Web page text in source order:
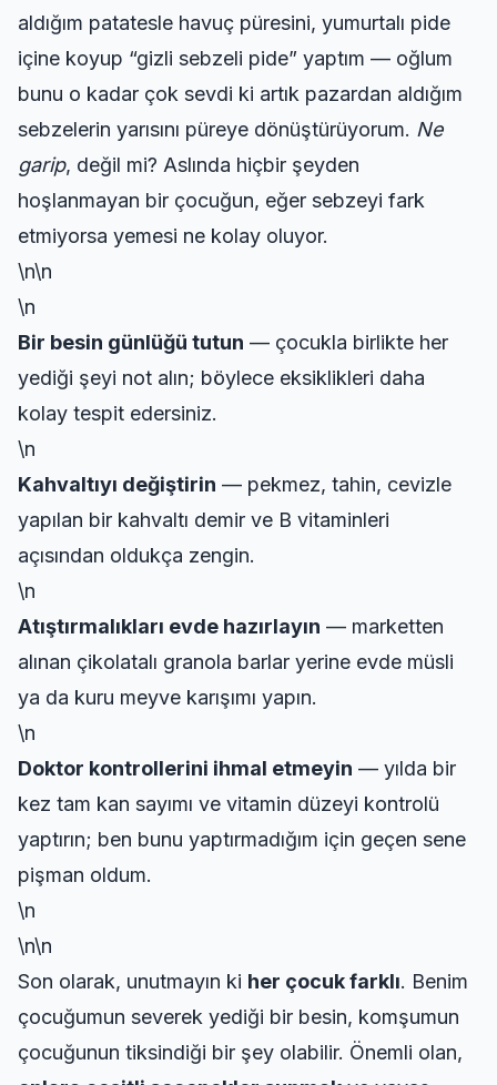
aldığım patatesle havuç püresini, yumurtalı pide
içine koyup “gizli sebzeli pide” yaptım — oğlum
bunu o kadar çok sevdi ki artık pazardan aldığım
sebzelerin yarısını püreye dönüştürüyorum. Ne
garip, değil mi? Aslında hiçbir şeyden
hoşlanmayan bir çocuğun, eğer sebzeyi fark
etmiyorsa yemesi ne kolay oluyor.
\n\n
\n
Bir besin günlüğü tutun — çocukla birlikte her
yediği şeyi not alın; böylece eksiklikleri daha
kolay tespit edersiniz.
\n
Kahvaltıyı değiştirin — pekmez, tahin, cevizle
yapılan bir kahvaltı demir ve B vitaminleri
açısından oldukça zengin.
\n
Atıştırmalıkları evde hazırlayın — marketten
alınan çikolatalı granola barlar yerine evde müsli
ya da kuru meyve karışımı yapın.
\n
Doktor kontrollerini ihmal etmeyin — yılda bir
kez tam kan sayımı ve vitamin düzeyi kontrolü
yaptırın; ben bunu yaptırmadığım için geçen sene
pişman oldum.
\n
\n\n
Son olarak, unutmayın ki her çocuk farklı. Benim
çocuğumun severek yediği bir besin, komşumun
çocuğunun tiksindiği bir şey olabilir. Önemli olan,